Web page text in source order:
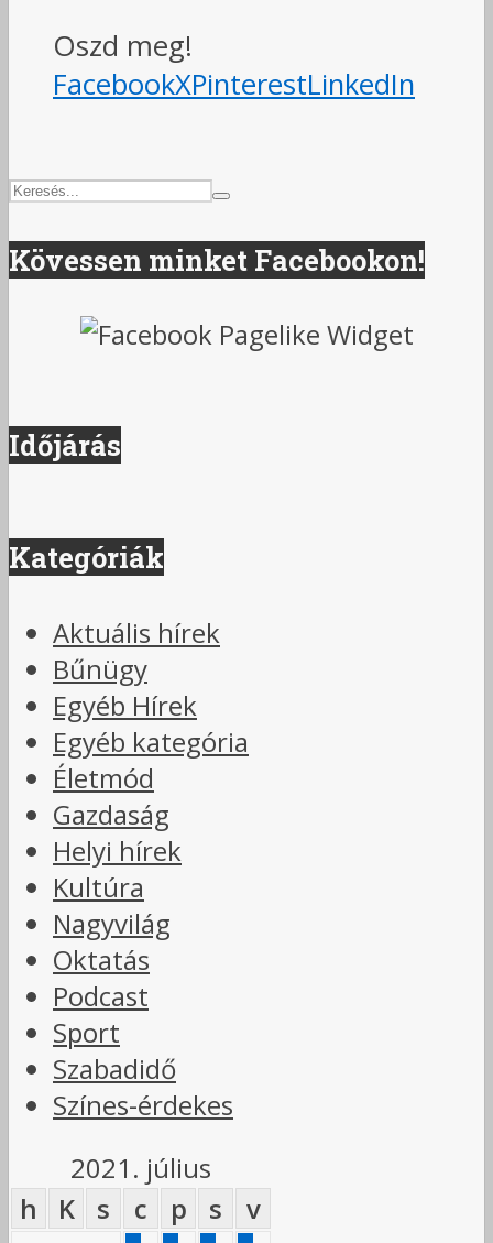
Oszd meg!
FacebookXPinterestLinkedIn
Kövessen minket Facebookon!
Időjárás
Kategóriák
Aktuális hírek
Bűnügy
Egyéb Hírek
Egyéb kategória
Életmód
Gazdaság
Helyi hírek
Kultúra
Nagyvilág
Oktatás
Podcast
Sport
Szabadidő
Színes-érdekes
2021. július
h
K s c p s
v